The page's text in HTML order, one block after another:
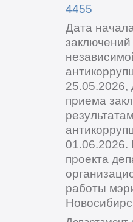
4455
Дата
заключений
25.05.2026,
приема
01.06.2026.
проекта
работы